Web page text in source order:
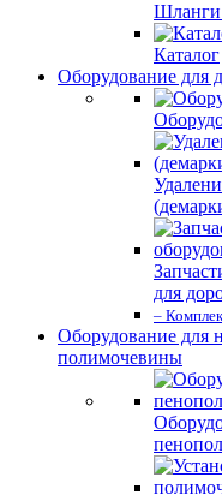
Шланги
Каталог
Оборудование для
для
–
Оборудование для
полимочевины